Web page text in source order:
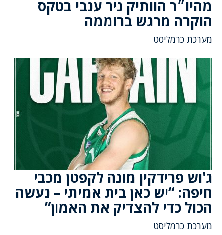
מהיו״ר הוותיק ניר ענבי בטקס
הוקרה מרגש ברוממה
מערכת כרמליסט
ג'וש פרידקין מונה לקפטן מכבי
חיפה: “יש כאן בית אמיתי – נעשה
הכול כדי להצדיק את האמון”
מערכת כרמליסט